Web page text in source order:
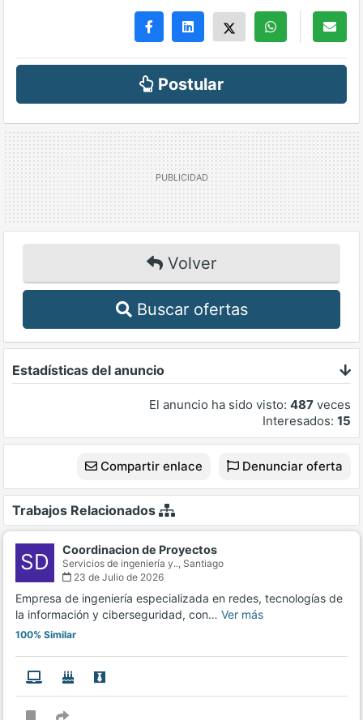
Postular
Volver
Buscar ofertas
Estadísticas del anuncio
El anuncio ha sido visto: 487 veces
Interesados: 15
Compartir enlace Denunciar oferta
Trabajos Relacionados
SD Coordinacion de Proyectos
Servicios de ingeniería y.., Santiago
23 de Julio de 2026
Empresa de ingeniería especializada en redes, tecnologías de
la información y ciberseguridad, con… Ver más
100% Similar